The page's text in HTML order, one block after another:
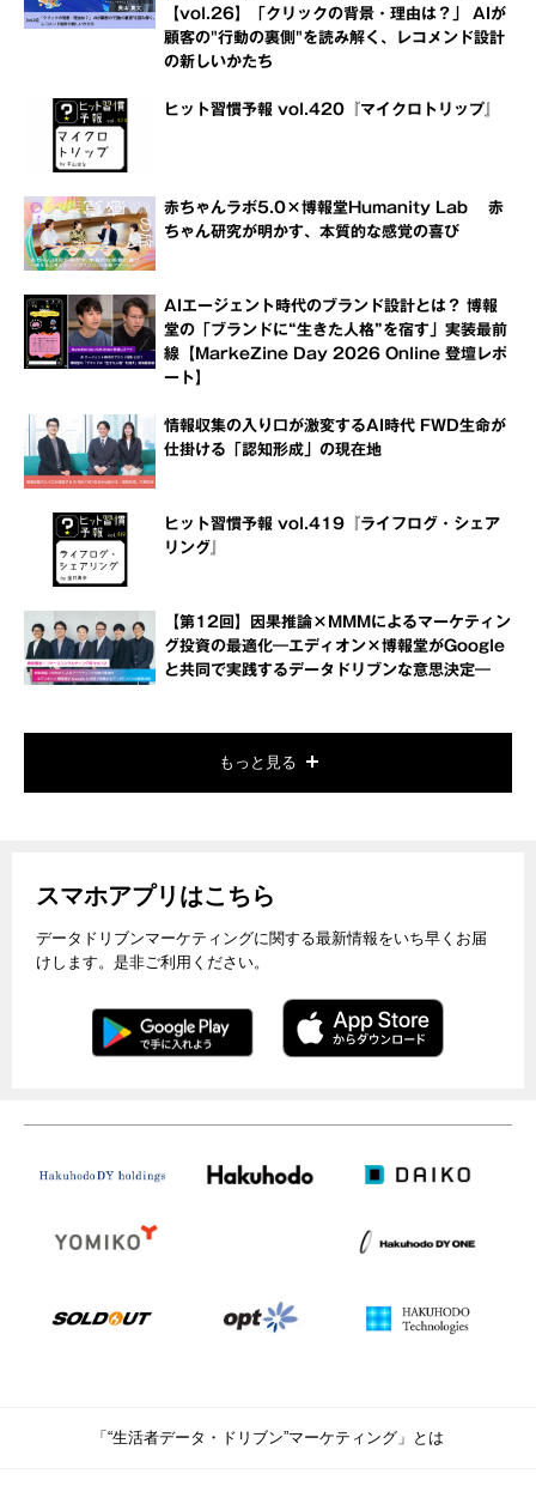
【vol.26】「クリックの背景・理由は？」 AIが
顧客の"行動の裏側"を読み解く、レコメンド設計
の新しいかたち
ヒット習慣予報 vol.420『マイクロトリップ』
赤ちゃんラボ5.0×博報堂Humanity Lab 赤
ちゃん研究が明かす、本質的な感覚の喜び
AIエージェント時代のブランド設計とは？ 博報
堂の「ブランドに“生きた人格”を宿す」実装最前
線【MarkeZine Day 2026 Online 登壇レポ
ート】
情報収集の入り口が激変するAI時代 FWD生命が
仕掛ける「認知形成」の現在地
ヒット習慣予報 vol.419『ライフログ・シェア
リング』
【第12回】因果推論×MMMによるマーケティン
グ投資の最適化―エディオン×博報堂がGoogle
と共同で実践するデータドリブンな意思決定―
もっと見る
スマホアプリはこちら
データドリブンマーケティングに関する最新情報をいち早くお届
けします。是非ご利用ください。
「“生活者データ・ドリブン”マーケティング」とは